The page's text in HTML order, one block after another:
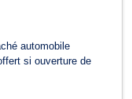
automobile
si ouverture de